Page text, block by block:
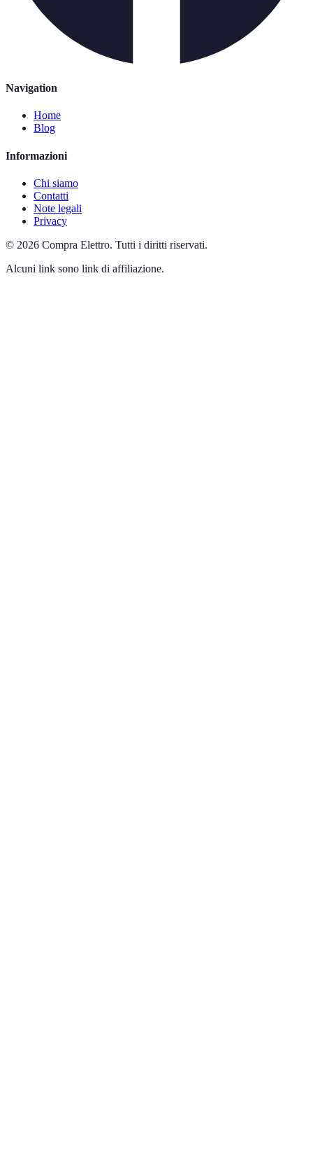
Navigation
Home
Blog
Informazioni
Chi siamo
Contatti
Note legali
Privacy
© 2026 Compra Elettro. Tutti i diritti riservati.
Alcuni link sono link di affiliazione.